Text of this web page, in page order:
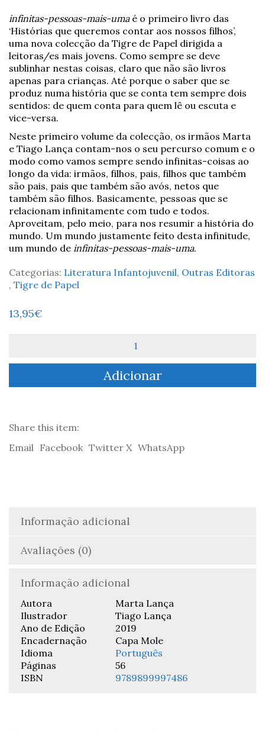
infinitas-pessoas-mais-umaé o primeiro livro das
‘Histórias que queremos contar aos nossos filhos’,
uma nova colecção da Tigre de Papel dirigida a
leitoras/es mais jovens. Como sempre se deve
sublinhar nestas coisas, claro que não são livros
apenas para crianças. Até porque o saber que se
produz numa história que se conta tem sempre dois
sentidos: de quem conta para quem lê ou escuta e
vice-versa.
Neste primeiro volume da colecção, os irmãos Marta
e Tiago Lança contam-nos o seu percurso comum e o
modo como vamos sempre sendo infinitas-coisas ao
longo da vida: irmãos, filhos, pais, filhos que também
são pais, pais que também são avós, netos que
também são filhos. Basicamente, pessoas que se
relacionam infinitamente com tudo e todos.
Aproveitam, pelo meio, para nos resumir a história do
mundo. Um mundo justamente feito desta infinitude,
um mundo de infinitas-pessoas-mais-uma.
Categorias: Literatura Infantojuvenil, Outras Editoras
, Tigre de Papel
13,95€
infinitas-
mais-
Marta
&
Adicionar
Share this item:
Email Facebook Twitter X WhatsApp
Informação adicional
Avaliações (0)
Informação adicional
Autora
Marta Lança
Ilustrador
Tiago Lança
Ano de Edição
2019
Encadernação
Capa Mole
Idioma
Português
Páginas
56
ISBN
9789899997486